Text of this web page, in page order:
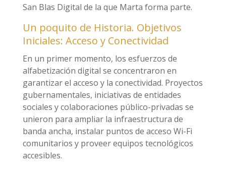
San Blas Digital de la que Marta forma parte.
Un poquito de Historia. Objetivos
Iniciales: Acceso y Conectividad
En un primer momento, los esfuerzos de
alfabetización digital se concentraron en
garantizar el acceso y la conectividad. Proyectos
gubernamentales, iniciativas de entidades
sociales y colaboraciones público-privadas se
unieron para ampliar la infraestructura de
banda ancha, instalar puntos de acceso Wi-Fi
comunitarios y proveer equipos tecnológicos
accesibles.